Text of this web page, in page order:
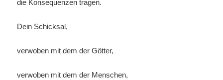
die Konsequenzen tragen.
Dein Schicksal,
verwoben mit dem der Götter,
verwoben mit dem der Menschen,